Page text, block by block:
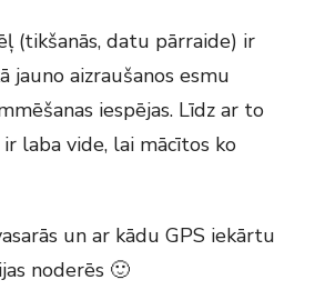
(tikšanās, datu pārraide) ir
jauno aizraušanos esmu
iespējas. Līdz ar to
laba vide, lai mācītos ko
un ar kādu GPS iekārtu
noderēs 🙂